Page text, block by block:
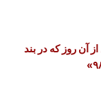
آن روز که در بند